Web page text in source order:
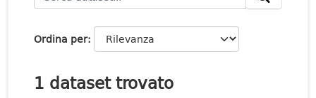
Ordina per
1 dataset trovato